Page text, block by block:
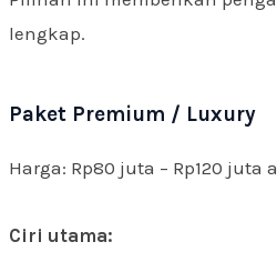
lengkap.
Paket Premium / Luxury
Harga: Rp80 juta – Rp120 juta
Ciri utama: